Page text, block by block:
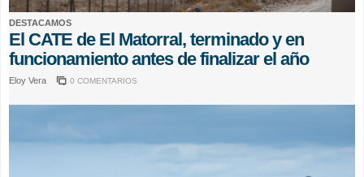
DESTACAMOS
El CATE de El Matorral, terminado y en
funcionamiento antes de finalizar el año
Eloy Vera 0 COMENTARIOS